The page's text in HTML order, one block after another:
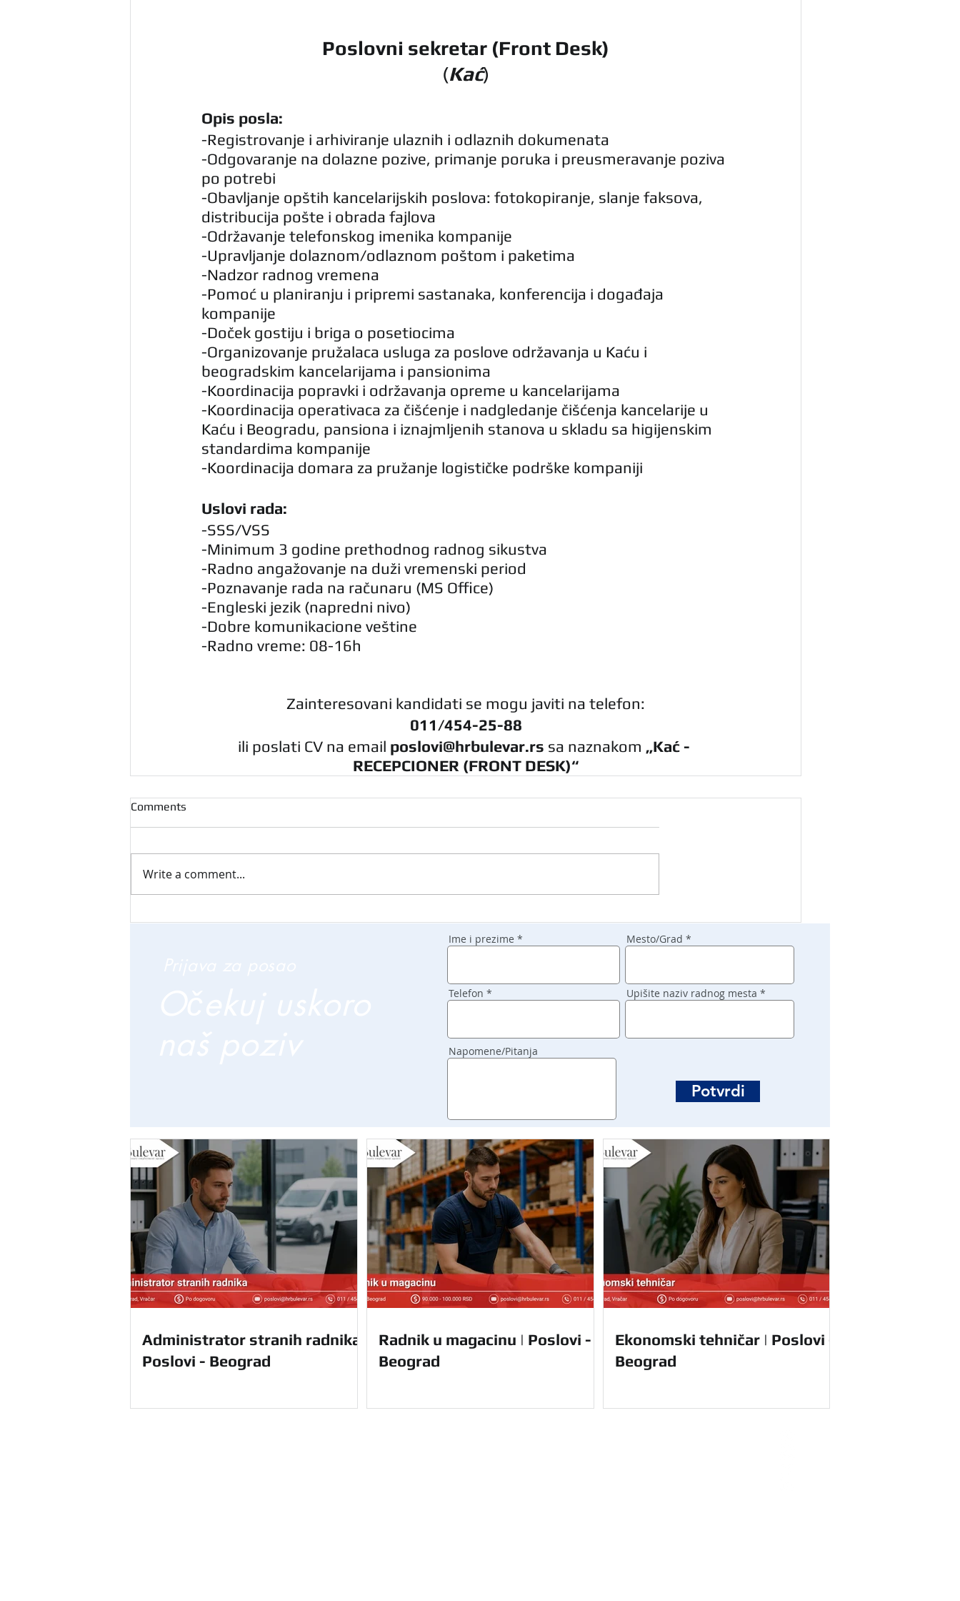
Poslovni sekretar (Front Desk)
(Kać)
Opis posla:
-Registrovanje i arhiviranje ulaznih i odlaznih dokumenata
-Odgovaranje na dolazne pozive, primanje poruka i preusmeravanje poziva
po potrebi
-Obavljanje opštih kancelarijskih poslova: fotokopiranje, slanje faksova,
distribucija pošte i obrada fajlova
-Održavanje telefonskog imenika kompanije
-Upravljanje dolaznom/odlaznom poštom i paketima
-Nadzor radnog vremena
-Pomoć u planiranju i pripremi sastanaka, konferencija i događaja
kompanije
-Doček gostiju i briga o posetiocima
-Organizovanje pružalaca usluga za poslove održavanja u Kaću i
beogradskim kancelarijama i pansionima
-Koordinacija popravki i održavanja opreme u kancelarijama
-Koordinacija operativaca za čišćenje i nadgledanje čišćenja kancelarije u
Kaću i Beogradu, pansiona i iznajmljenih stanova u skladu sa higijenskim
standardima kompanije
-Koordinacija domara za pružanje logističke podrške kompaniji
Uslovi rada:
-SSS/VSS
-Minimum 3 godine prethodnog radnog sikustva
-Radno angažovanje na duži vremenski period
-Poznavanje rada na računaru (MS Office)
-Engleski jezik (napredni nivo)
-Dobre komunikacione veštine
-Radno vreme: 08-16h
Zainteresovani kandidati se mogu javiti na telefon:
011/454-25-88
ili poslati CV na email poslovi@hrbulevar.rs sa naznakom „Kać -
RECEPCIONER (FRONT DESK)“
Comments
Write a comment...
Ime i prezime
Telefon
Napomene/Pitanja
Mesto/Grad
Upišite naziv radnog mesta
Potvrdi
Administrator stranih radnika |
Poslovi - Beograd
Radnik u magacinu | Poslovi -
Beograd
Ekonomski tehničar | Poslovi -
Beograd